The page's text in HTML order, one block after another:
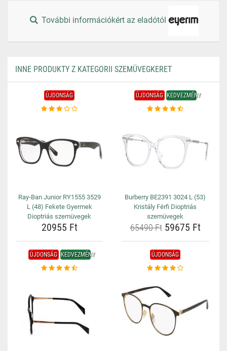
További információkért az eladótól
INNE PRODUKTY Z KATEGORII SZEMÜVEGKERET
ÚJDONSÁG
Ray-Ban Junior RY1555 3529
L (48) Fekete Gyermek
Dioptriás szemüvegek
20955 Ft
ÚJDONSÁG KEDVEZMÉNY
Burberry BE2391 3024 L (53)
Kristály Férfi Dioptriás
szemüvegek
65490 Ft59675 Ft
ÚJDONSÁG KEDVEZMÉNY ÚJDONSÁG